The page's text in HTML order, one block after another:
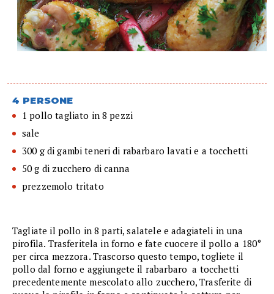
4 PERSONE
1 pollo tagliato in 8 pezzi
sale
300 g di gambi teneri di rabarbaro lavati e a tocchetti
50 g di zucchero di canna
prezzemolo tritato
Tagliate il pollo in 8 parti, salatele e adagiateli in una
pirofila. Trasferitela in forno e fate cuocere il pollo a 180°
per circa mezzora. Trascorso questo tempo, togliete il
pollo dal forno e aggiungete il rabarbaro a tocchetti
precedentemente mescolato allo zucchero, Trasferite di